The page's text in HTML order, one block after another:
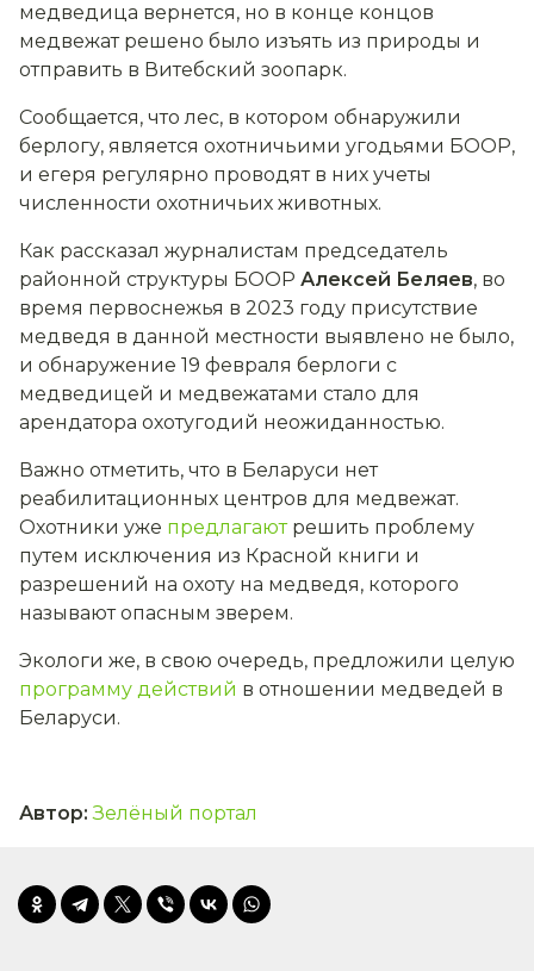
медведица вернется, но в конце концов
медвежат решено было изъять из природы и
отправить в Витебский зоопарк.
Сообщается, что лес, в котором обнаружили
берлогу, является охотничьими угодьями БООР,
и егеря регулярно проводят в них учеты
численности охотничьих животных.
Как рассказал журналистам председатель
районной структуры БООР Алексей Беляев, во
время первоснежья в 2023 году присутствие
медведя в данной местности выявлено не было,
и обнаружение 19 февраля берлоги с
медведицей и медвежатами стало для
арендатора охотугодий неожиданностью.
Важно отметить, что в Беларуси нет
реабилитационных центров для медвежат.
Охотники уже предлагают решить проблему
путем исключения из Красной книги и
разрешений на охоту на медведя, которого
называют опасным зверем.
Экологи же, в свою очередь, предложили целую
программу действий в отношении медведей в
Беларуси.
Автор: Зелёный портал